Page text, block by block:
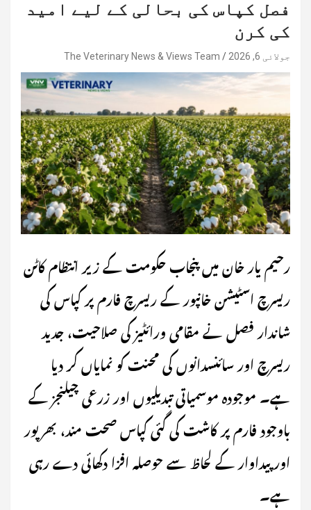
فصل کپاس کی بحالی کے لیے امید
کی کرن
جولائی 6, 2026 The Veterinary News & Views Team
رحیم یار خان میں پنجاب حکومت کے زیر انتظام کاٹن
ریسرچ اسٹیشن خانپور کے ریسرچ فارم پر کپاس کی
شاندار فصل نے مقامی ورائٹیز کی صلاحیت، جدید
ریسرچ اور سائنسدانوں کی محنت کو نمایاں کر دیا
ہے۔ موجودہ موسمیاتی تبدیلیوں اور زرعی چیلنجز کے
باوجود فارم پر کاشت کی گئی کپاس صحت مند، بھرپور
اور پیداوار کے لحاظ سے حوصلہ افزا دکھائی دے رہی
ہے۔